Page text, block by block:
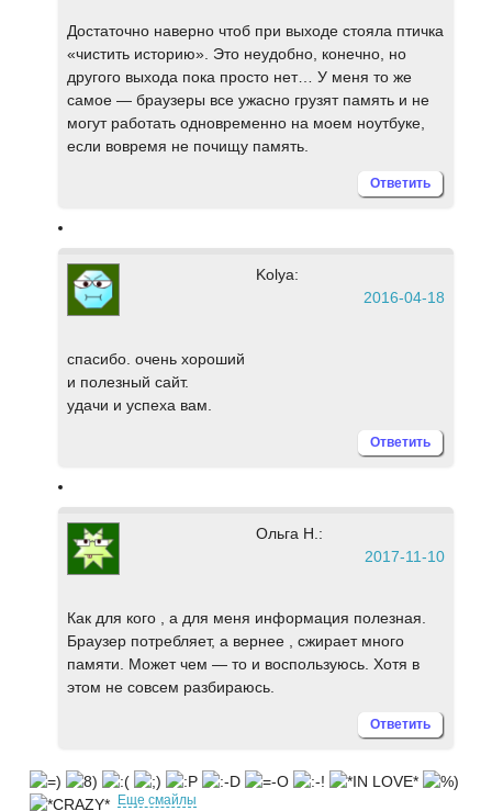
Достаточно наверно чтоб при выходе стояла птичка
«чистить историю». Это неудобно, конечно, но
другого выхода пока просто нет… У меня то же
самое — браузеры все ужасно грузят память и не
могут работать одновременно на моем ноутбуке,
если вовремя не почищу память.
Ответить
Kolya:
2016-04-18
спасибо. очень хороший
и полезный сайт.
удачи и успеха вам.
Ответить
Ольга Н.:
2017-11-10
Как для кого , а для меня информация полезная.
Браузер потребляет, а вернее , сжирает много
памяти. Может чем — то и воспользуюсь. Хотя в
этом не совсем разбираюсь.
Ответить
Еще смайлы